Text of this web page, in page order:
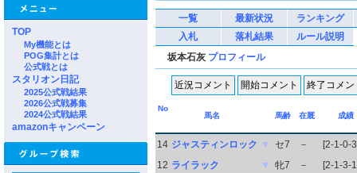
TOP
My機能とは
POG集計とは
公式戦とは
スタリオン日記
2025公式戦結果
2026公式戦募集
2024公式戦結果
amazonキャンペーン
一覧 最新状況
ランキング
入札
落札結果
ルール説明
坂本石灰 プロフィール
No
馬名
馬齢 在厩 成績
14 ジャスティンロック ▼ セ7 －
[2-1-0-
12 ライラック ▼ 牝7 －
[2-1-3-